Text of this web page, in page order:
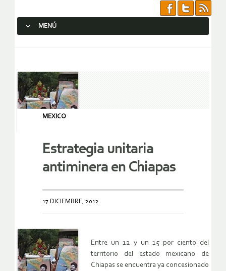
MENÚ
MEXICO
Estrategia unitaria
antiminera en Chiapas
17 DICIEMBRE, 2012
Entre un 12 y un 15 por ciento del
territorio del estado mexicano de
Chiapas se encuentra ya concesionado